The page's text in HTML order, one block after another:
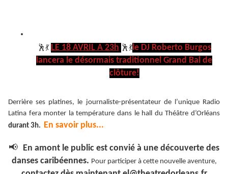
🕺💃 LE 18 AVRIL A 23h 🕺💃le DJ Roberto Burgos
lancera le désormais traditionnel Grand Bal de
clôture!
Derrière ses platines, le journaliste-présentateur de l’unique Radio
Latina fera monter la température dans le hall du Théâtre d’Orléans
durant 3h. En savoir plus...
📢 En amont le public est convié à une découverte des
danses caribéennes. Pour participer à cette nouvelle aventure,